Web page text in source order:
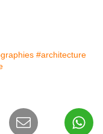
#architecture